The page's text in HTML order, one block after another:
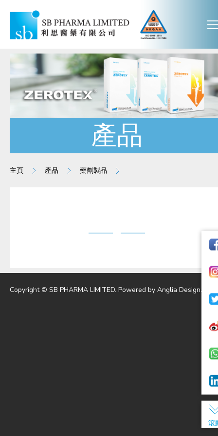
滾
產品
主頁 產品 藥劑製品
Copyright © SB PHARMA LIMITED. Powered by Anglia Design.